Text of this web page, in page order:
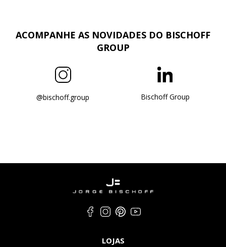
ACOMPANHE AS NOVIDADES DO BISCHOFF
GROUP
@bischoff.group Bischoff Group
LOJAS